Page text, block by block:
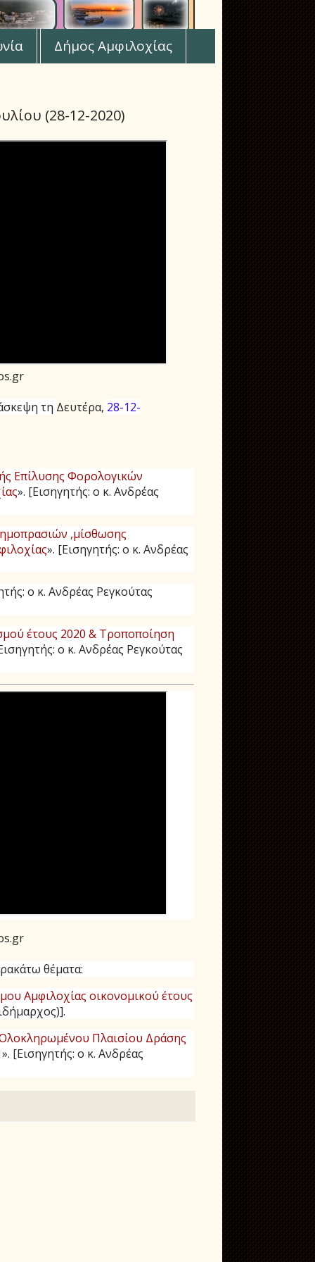
Δήμος Αμφιλοχίας
(28-12-2020)
τη Δευτέρα, 28-12-
Επίλυσης Φορολογικών
». [Εισηγητής: ο κ. Ανδρέας
,μίσθωσης
». [Εισηγητής: ο κ. Ανδρέας
ο κ. Ανδρέας Ρεγκούτας
έτους 2020 & Τροποποίηση
ο κ. Ανδρέας Ρεγκούτας
θέματα:
Αμφιλοχίας οικονομικού έτους
Πλαισίου Δράσης
». [Εισηγητής: ο κ. Ανδρέας